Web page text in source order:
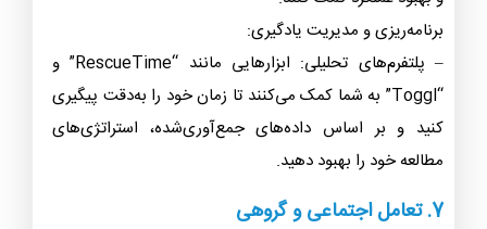
برنامه‌ریزی و مدیریت یادگیری:
– پلتفرم‌های تحلیلی: ابزارهایی مانند “RescueTime” و
“Toggl” به شما کمک می‌کنند تا زمان خود را به‌دقت پیگیری
کنید و بر اساس داده‌های جمع‌آوری‌شده، استراتژی‌های
مطالعه خود را بهبود دهید.
7. تعامل اجتماعی و گروهی